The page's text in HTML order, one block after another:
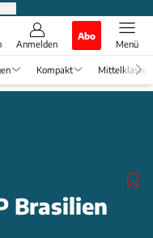
Anmelden
Abo
Menü
Kompakt Mittelklasse
Brasilien